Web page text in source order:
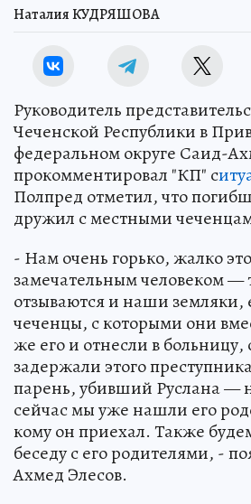
Наталия КУДРЯШОВА
Руководитель
Чеченской Республики в
федеральном округе Саид-
прокомментировал "КП" с
Полпред отметил, что
дружил с местными
- Нам очень горько, жалко
замечательным человеком —
отзываются и наши земляки,
чеченцы, с которыми они
же его и отнесли в
задержали этого
парень, убивший Руслана —
сейчас мы уже нашли его
кому он приехал. Также
беседу с его родителями, -
Ахмед Элесов.